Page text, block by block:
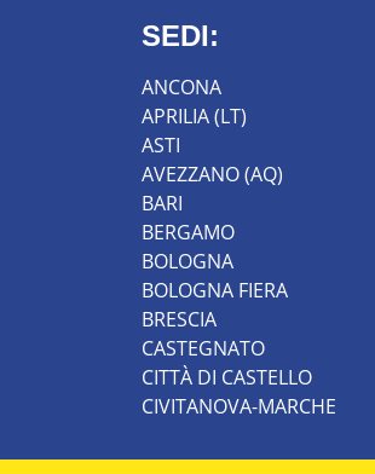
SEDI:
ANCONA
APRILIA (LT)
ASTI
AVEZZANO (AQ)
BARI
BERGAMO
BOLOGNA
BOLOGNA FIERA
BRESCIA
CASTEGNATO
CITTÀ DI CASTELLO
CIVITANOVA-MARCHE